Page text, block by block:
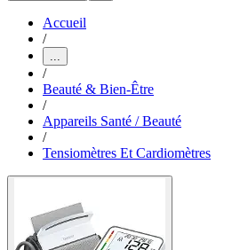
Accueil
/
...
/
Beauté & Bien-Être
/
Appareils Santé / Beauté
/
Tensiomètres Et Cardiomètres